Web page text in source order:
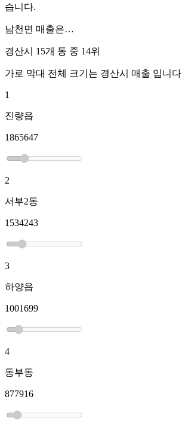
습니다.
남천면 매출은…
경산시 15개 동 중 14위
가로 막대 전체 크기는 경산시 매출 입니다
1
진량읍
1865647
2
서부2동
1534243
3
하양읍
1001699
4
동부동
877916